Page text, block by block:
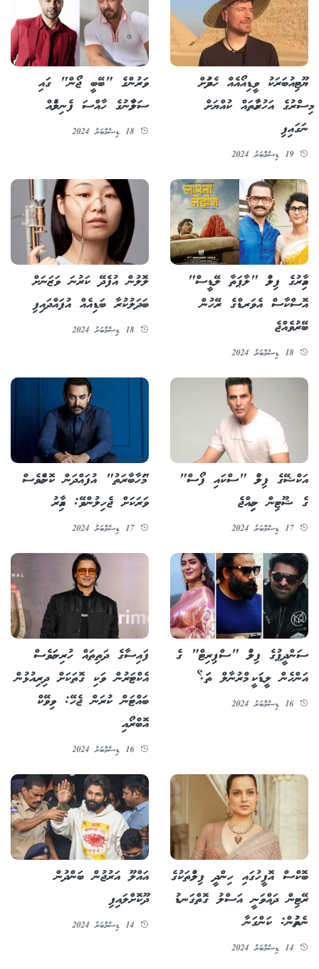
ޔޫޓިއުބަރަކު ވީޑިއޯއެއް ހެދުމަށް
މިސްރުގެ އަހުރާމުތައް ކުއްޔަށް
ނަގައިފި
19 ޑިސެމްބަރު 2024
ވަރުންގެ "ބޭބީ ޖޯން" ގައި
ސަލްމާނުގެ ހާއްސަ ފެނިލުމެއް
18 ޑިސެމްބަރު 2024
އާމިރުގެ ފިލްމު "ލާޕަތާ ލޭޑީސް"
އޮސްކާސް އެވަރޑްގެ ރޭހުން
ބޭރުވެއްޖެ
18 ޑިސެމްބަރު 2024
ލޮލުން އުފެދޭ ކަރުނަ ވަޒަނަށް
ބަދަލުކުރާ ބަޑިއެއް އުފައްދައިފި
18 ޑިސެމްބަރު 2024
އަކްޝޭގެ ފިލްމު "ސްކައި ފޯސް"
ގެ ޝޫޓިން ނިމިއްޖެ
17 ޑިސެމްބަރު 2024
"މަހާބާރަތު" އުފައްދަން ކޮންމެވެސް
ވަރަކަށް ޖެހިލުންވޭ: އާމިރު
17 ޑިސެމްބަރު 2024
ސަންދީޕުގެ ފިލްމު "ސްޕިރިޓް" ގެ
އަންހެން ލީޑަކީ މްރުނާލް ތަަ؟
16 ޑިސެމްބަރު 2024
ފައިސާގެ ދަތިތައް ހުރިނަމަވެސް
އެކްޓަރުން ވަކި ގޮތަކަށް ދިރިއުޅުން
ބައްޓަން ކުރަން ޖެހޭ: ވިވޭކް
އޮބްރޯއި
16 ޑިސެމްބަރު 2024
ބޮކްސް އޮފީހުގައި ހިންދީ ފިލްމުތަކުގެ
ރޭޓިން ދައްވަނީ އަސްލު ގޮތްގަނޑު
ނެތުމުން: ކަންގަނާ
14 ޑިސެމްބަރު 2024
އައްލޫ އަރުޖުން ބަންދުން
ދޫކޮށްލައިފި
14 ޑިސެމްބަރު 2024